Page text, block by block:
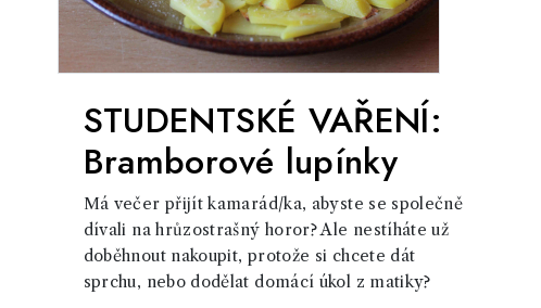
STUDENTSKÉ VAŘENÍ:
Bramborové lupínky
Má večer přijít kamarád/ka, abyste se společně
dívali na hrůzostrašný horor? Ale nestíháte už
doběhnout nakoupit, protože si chcete dát
sprchu, nebo dodělat domácí úkol z matiky?